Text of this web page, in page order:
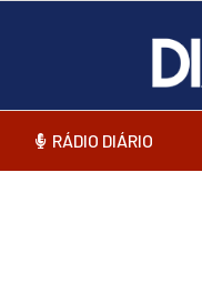
RÁDIO DIÁRIO